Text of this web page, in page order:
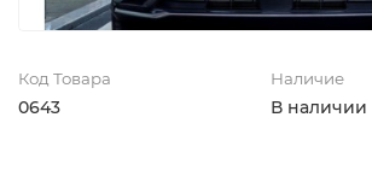
Код Товара
0643
Наличие
В наличии